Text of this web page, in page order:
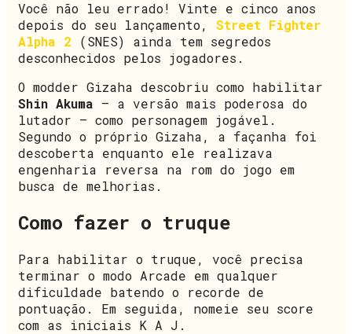
Você não leu errado! Vinte e cinco anos
depois do seu lançamento, Street Fighter
Alpha 2 (SNES) ainda tem segredos
desconhecidos pelos jogadores.
O modder Gizaha descobriu como habilitar
Shin Akuma – a versão mais poderosa do
lutador – como personagem jogável.
Segundo o próprio Gizaha, a façanha foi
descoberta enquanto ele realizava
engenharia reversa na rom do jogo em
busca de melhorias.
Como fazer o truque
Para habilitar o truque, você precisa
terminar o modo Arcade em qualquer
dificuldade batendo o recorde de
pontuação. Em seguida, nomeie seu score
com as iniciais K A J.